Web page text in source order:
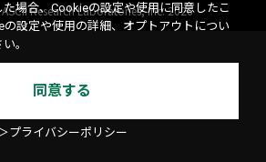
Research Laboratories, Inc. 2026
場合、Cookieの設定や使用に同意したこ
の設定や使用の詳細、オプトアウトについ
。
同意する
プライバシーポリシー